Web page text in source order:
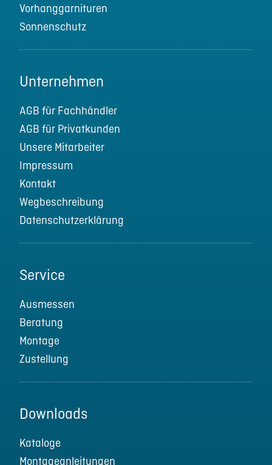
Vorhanggarnituren
Sonnenschutz
Unternehmen
AGB für Fachhändler
AGB für Privatkunden
Unsere Mitarbeiter
Impressum
Kontakt
Wegbeschreibung
Datenschutzerklärung
Service
Ausmessen
Beratung
Montage
Zustellung
Downloads
Kataloge
Montageanleitungen